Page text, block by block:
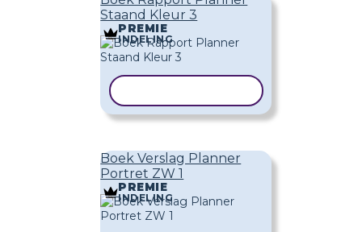
Staand Kleur 3
PREMIE
INDELING
Boek Verslag Planner
Portret ZW 1
PREMIE
INDELING